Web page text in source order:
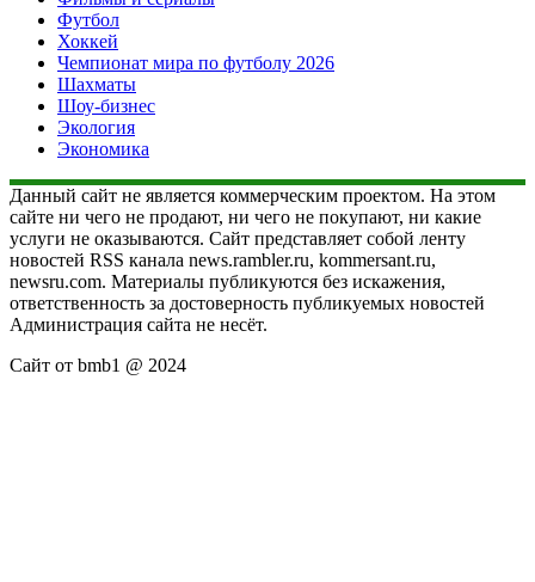
Футбол
Хоккей
Чемпионат мира по футболу 2026
Шахматы
Шоу-бизнес
Экология
Экономика
Данный сайт не является коммерческим проектом. На этом
сайте ни чего не продают, ни чего не покупают, ни какие
услуги не оказываются. Сайт представляет собой ленту
новостей RSS канала news.rambler.ru, kommersant.ru,
newsru.com. Материалы публикуются без искажения,
ответственность за достоверность публикуемых новостей
Администрация сайта не несёт.
Сайт от bmb1 @ 2024